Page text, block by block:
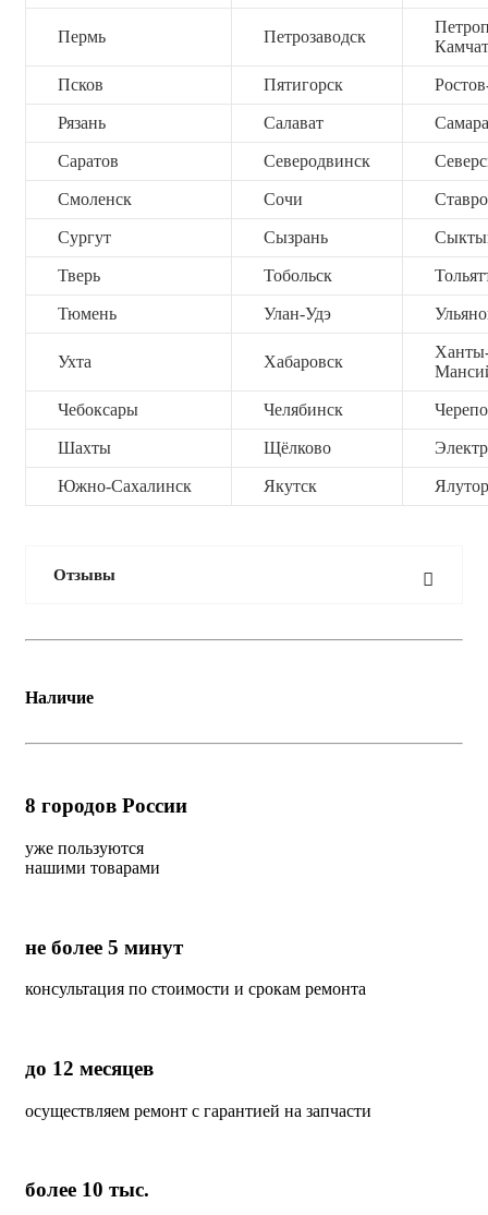
Пермь Петрозаводск
Псков Пятигорск
Рязань Салават Самара
Саратов Северодвинск
Смоленск Сочи
Сургут Сызрань
Тверь Тобольск
Тюмень Улан-Удэ
Ухта Хабаровск
Чебоксары Челябинск
Шахты Щёлково
Южно-Сахалинск Якутск
Отзывы
Наличие
8 городов России
уже пользуются
нашими товарами
не более 5 минут
консультация по стоимости и срокам ремонта
до 12 месяцев
осуществляем ремонт с гарантией на запчасти
более 10 тыс.